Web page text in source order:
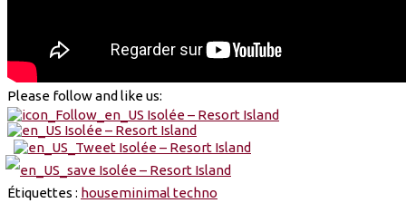
Please follow and like us:
Étiquettes : houseminimal techno